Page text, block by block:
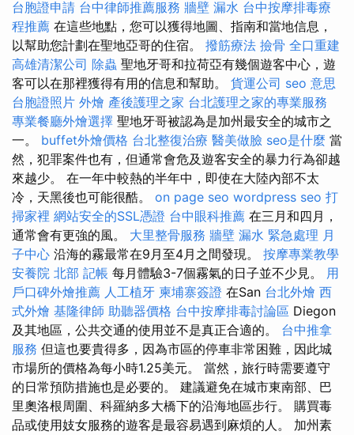
台胞證申請 台中律師推薦服務 牆壁 漏水 台中按摩排毒療
程推薦 在這些地點，您可以獲得地圖、指南和當地信息，
以幫助您計劃在聖地亞哥的住宿。 撥筋療法 撿骨 全口重建
高雄清潔公司 除蟲 聖地牙哥和拉荷亞有幾個遊客中心，遊
客可以在那裡獲得有用的信息和幫助。 貨運公司 seo 意思
台胞證照片 外燴 產後護理之家 台北護理之家的專業服務
專業餐廳外燴選擇 聖地牙哥被認為是加州最安全的城市之
一。 buffet外燴價格 台北整復治療 醫美做臉 seo是什麼 當
然，犯罪案件也有，但通常會危及遊客安全的暴力行為卻越
來越少。 在一年中較熱的半年中，即使在大陸內部不太
冷，天黑後也可能很酷。 on page seo wordpress seo 打
掃家裡 網站安全的SSL憑證 台中眼科推薦 在三月和四月，
通常會有更強的風。 大里整骨服務 牆壁 漏水 緊急處理 月
子中心 沿海的霧最常在9月至4月之間發現。 按摩專業教學
安養院 北部 記帳 每月體驗3-7個霧氣的日子並不少見。 用
戶口碑外燴推薦 人工植牙 柬埔寨簽證 在San 台北外燴 西
式外燴 基隆律師 助聽器價格 台中按摩排毒討論區 Diegon
及其地區，公共交通的使用並不是真正合適的。 台中推拿
服務 但這也要貴得多，因為市區的停車非常困難，因此城
市場所的價格為每小時1.25美元。 當然，旅行時需要遵守
的日常預防措施也是必要的。 建議避免在城市東南部、巴
里奧洛根周圍、科羅納多大橋下的沿海地區步行。 購買毒
品或使用妓女服務的遊客是最容易遇到麻煩的人。 加州素